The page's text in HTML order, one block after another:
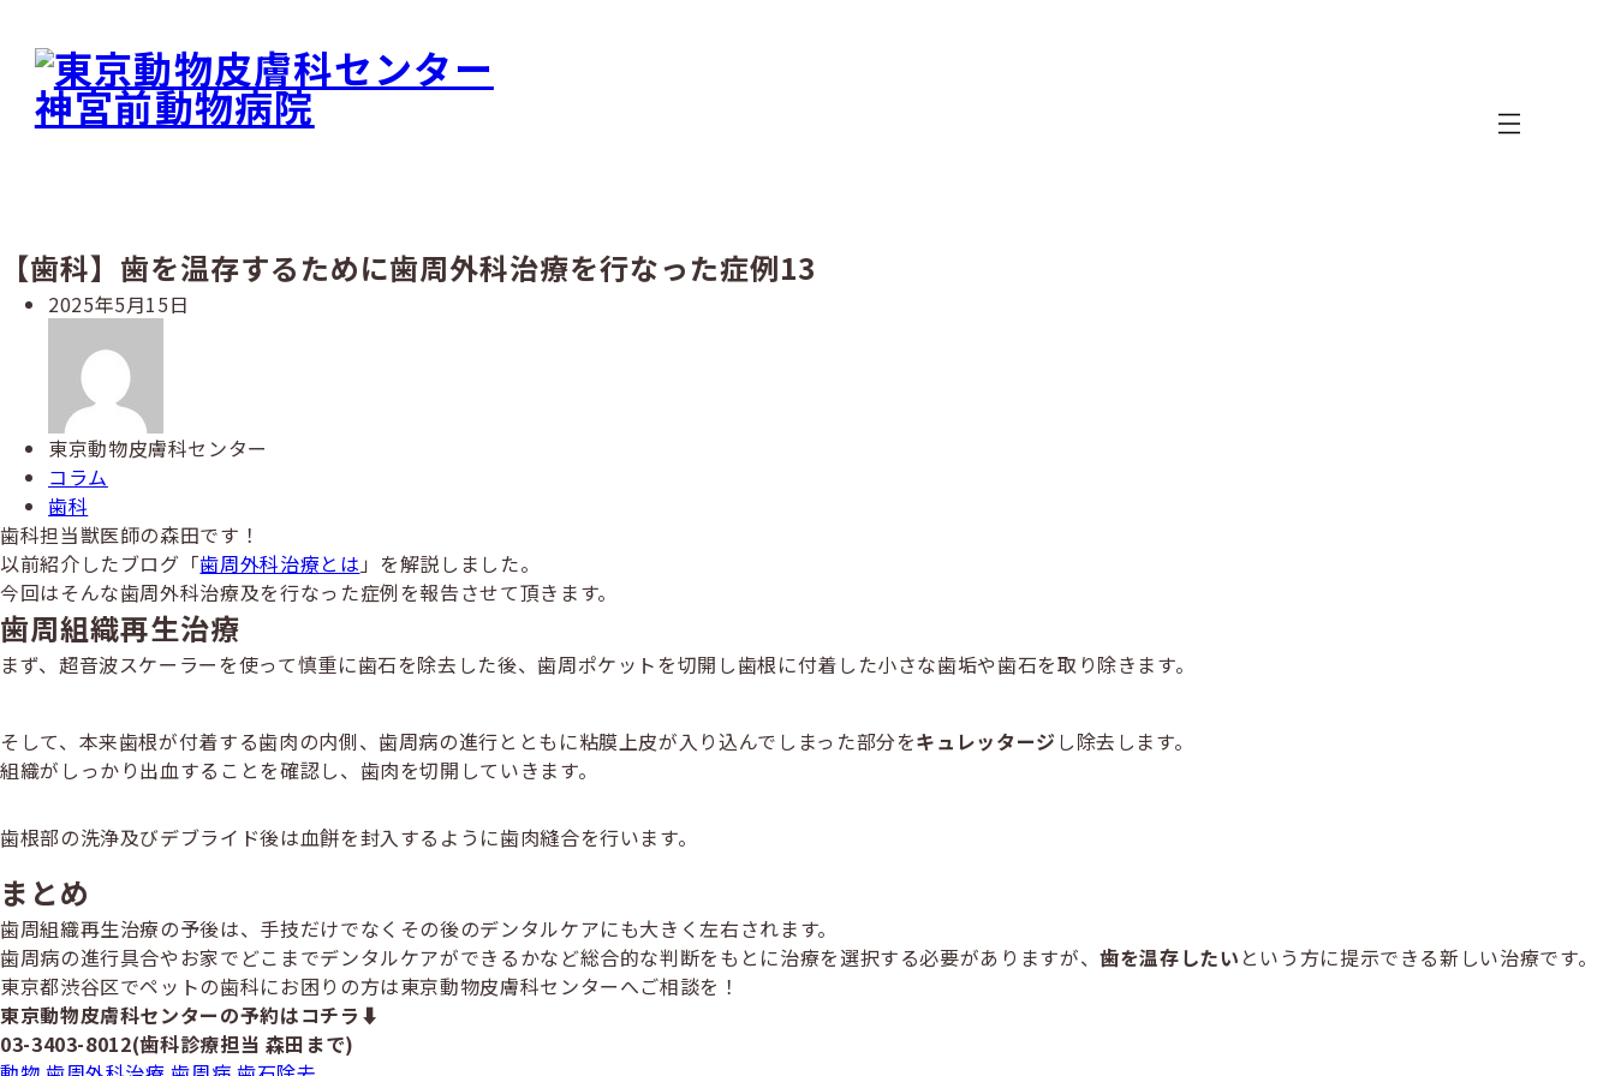
【歯科】歯を温存するために歯周外科治療を行なった症例13
投
2025年5月15日
東京動物皮膚科センター
カ
テ
ゴ
リ
ー
コラム
カ
テ
ゴ
リ
ー
歯科
歯科担当獣医師の森田です！
以前紹介したブログ「歯周外科治療とは 」を解説しました。
今回はそんな歯周外科治療及を行なった症例を報告させて頂きます。
歯周組織再生治療
まず、超音波スケーラーを使って慎重に歯石を除去した後、歯周ポケットを切開し歯根に付着した小さな歯垢や歯石を取り除きます。
そして、本来歯根が付着する歯肉の内側、歯周病の進行とともに粘膜上皮が入り込んでしまった部分をキュレッタージし除去します。
組織がしっかり出血することを確認し、歯肉を切開していきます。
歯根部の洗浄及びデブライド後は血餅を封入するように歯肉縫合を行います。
まとめ
歯周組織再生治療の予後は、手技だけでなくその後のデンタルケアにも大きく左右されます。
歯周病の進行具合やお家でどこまでデンタルケアができるかなど総合的な判断をもとに治療を選択する必要がありますが、歯を温存したい という方に提示できる新しい治療です。
東京都渋谷区でペットの歯科にお困りの方は東京動物皮膚科センターへご相談を！
東京動物皮膚科センターの予約はコチラ⬇︎
03-3403-8012(歯科診療担当 森田まで)